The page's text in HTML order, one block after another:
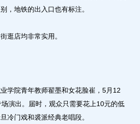
，地铁的出入口也有标注。
店均非常实用。
院青年教师翟墨和女花脸崔，5月12
演出。届时，观众只需要花上10元的低
冷门戏和裘派经典老唱段。